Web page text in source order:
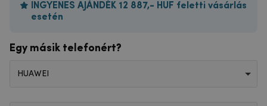
INGYENES AJÁNDÉK 12 887,- HUF feletti vásárlás
esetén
Egy másik telefonért?
HUAWEI